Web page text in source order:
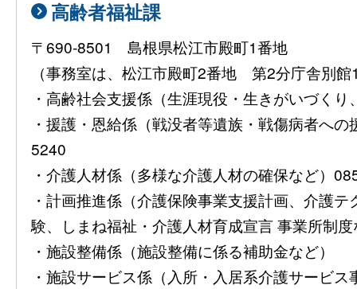
高齢者福祉課
〒690-8501 島根県松江市殿町1番地
（事務室は、松江市殿町2番地 第2分庁舎別
・高齢社会支援係（生涯現役・生きがいづく
・援護・恩給係（戦没者等遺族・戦傷病者へ
5240
・介護人材係（多様な介護人材の確保など）
・計画推進係（介護保険事業支援計画、介護
験、しまね福祉・介護人材育成宣言 事業所制
・施設整備係（施設整備に係る補助金など）
・施設サービス係（入所・入居系介護サービ